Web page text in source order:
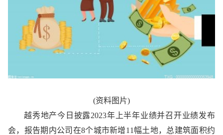
(资料图片)
越秀地产今日披露2023年上半年业绩并召开业绩发布
会，报告期内公司在8个城市新增11幅土地，总建筑面积约